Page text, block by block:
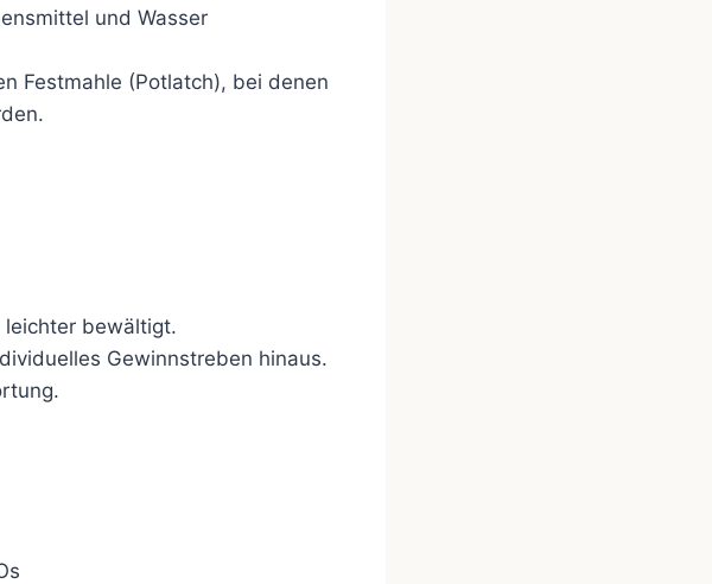
und Wasser
Festmahle (Potlatch), bei denen
leichter bewältigt.
Gewinnstreben hinaus.